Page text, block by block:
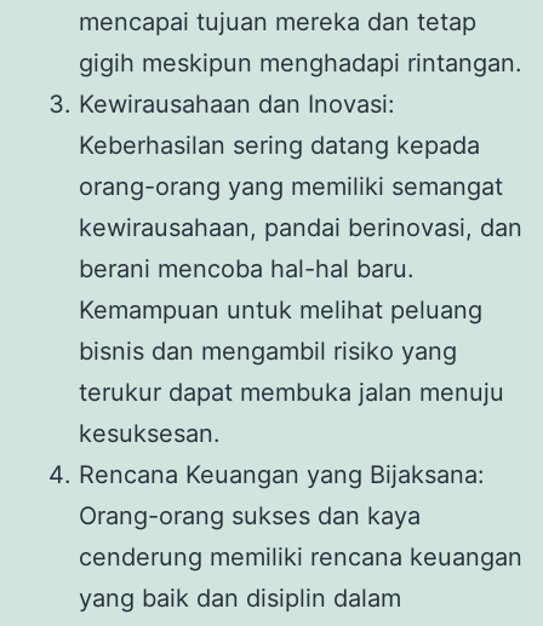
mencapai tujuan mereka dan tetap
gigih meskipun menghadapi rintangan.
Kewirausahaan dan Inovasi:
Keberhasilan sering datang kepada
orang-orang yang memiliki semangat
kewirausahaan, pandai berinovasi, dan
berani mencoba hal-hal baru.
Kemampuan untuk melihat peluang
bisnis dan mengambil risiko yang
terukur dapat membuka jalan menuju
kesuksesan.
Rencana Keuangan yang Bijaksana:
Orang-orang sukses dan kaya
cenderung memiliki rencana keuangan
yang baik dan disiplin dalam